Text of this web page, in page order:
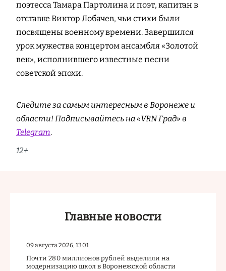
поэтесса Тамара Партолина и поэт, капитан в
отставке Виктор Лобачев, чьи стихи были
посвящены военному времени. Завершился
урок мужества концертом ансамбля «Золотой
век», исполнившего известные песни
советской эпохи.
Следите за самым интересным в Воронеже и
области! Подписывайтесь на «VRN Град» в
Telegram.
12+
Главные новости
09 августа 2026, 13:01
Почти 280 миллионов рублей выделили на
модернизацию школ в Воронежской области